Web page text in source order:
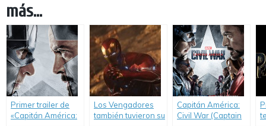
más...
Primer trailer de
«Capitán América:
Los Vengadores
también tuvieron su
Capitán América:
Civil War (Captain